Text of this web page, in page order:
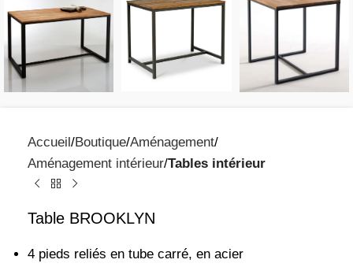
Accueil Boutique Aménagement
Aménagement intérieur Tables intérieur
Table BROOKLYN
4 pieds reliés en tube carré, en acier